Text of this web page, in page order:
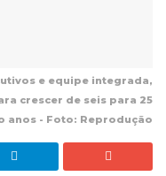
e equipe integrada,
crescer de seis para 25
anos - Foto: Reprodução